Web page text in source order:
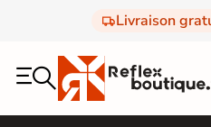
Livraison